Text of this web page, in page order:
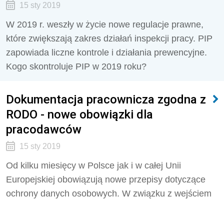
15 sty 2019
W 2019 r. weszły w życie nowe regulacje prawne,
które zwiększają zakres działań inspekcji pracy. PIP
zapowiada liczne kontrole i działania prewencyjne.
Kogo skontroluje PIP w 2019 roku?
Dokumentacja pracownicza zgodna z
RODO - nowe obowiązki dla
pracodawców
15 sty 2019
Od kilku miesięcy w Polsce jak i w całej Unii
Europejskiej obowiązują nowe przepisy dotyczące
ochrony danych osobowych. W związku z wejściem